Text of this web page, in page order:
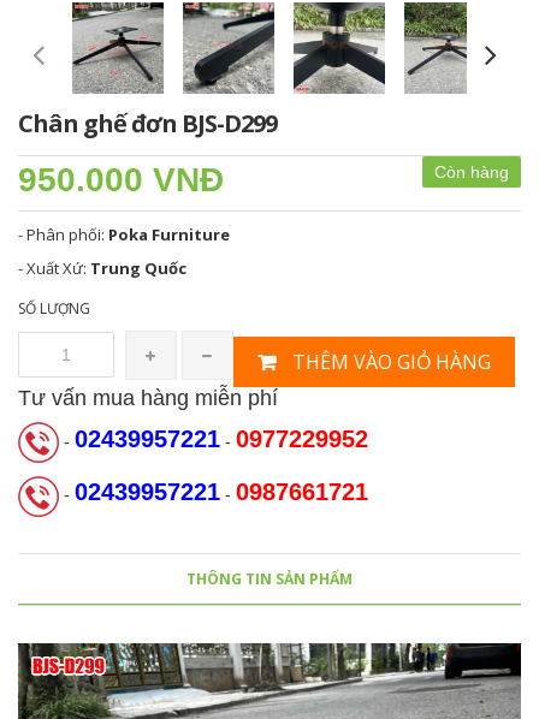
Chân ghế đơn BJS-D299
Còn hàng
950.000 VNĐ
- Phân phối: Poka Furniture
- Xuất Xứ: Trung Quốc
SỐ LƯỢNG
THÊM VÀO GIỎ HÀNG
Tư vấn mua hàng miễn phí
- 02439957221 - 0977229952
- 02439957221 - 0987661721
THÔNG TIN SẢN PHẨM